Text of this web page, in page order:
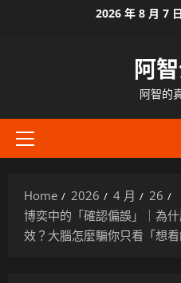
2026 年 8 月 7 日
阿
阿智的
Primary
Home 2026 4 月
26
博奕中的「確認偏誤」｜為
效？大腦怎麼騙你只看「想看